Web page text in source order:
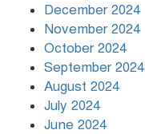
December 2024
November 2024
October 2024
September 2024
August 2024
July 2024
June 2024